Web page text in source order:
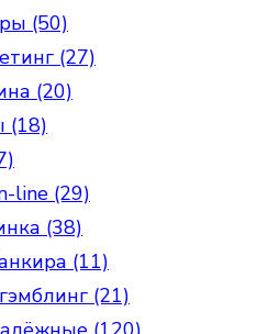
(50)
(27)
(20)
(18)
line (29)
(38)
(11)
(21)